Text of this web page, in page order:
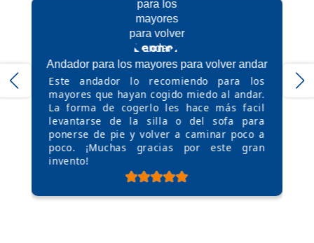
Leonor
Andador para los mayores para volver andar
Este andador lo recomiendo para los
mayores que hayan cogido miedo al andar.
La forma de cogerlo les hace más facil
levantarse de la silla o del sofa para
ponerse de pie y volver a caminar poco a
poco. ¡Muchas gracias por este gran
invento!